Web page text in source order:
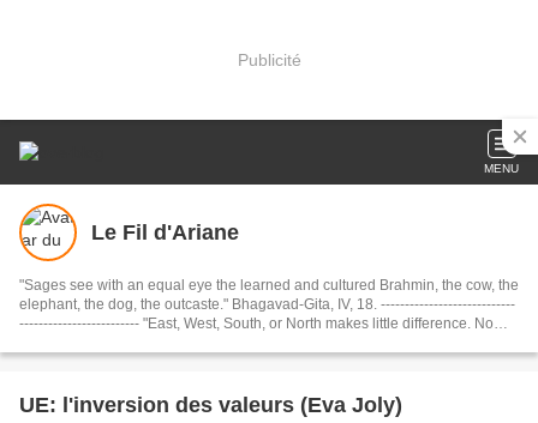
Publicité
MENU
Le Fil d'Ariane
"Sages see with an equal eye the learned and cultured Brahmin, the cow, the
elephant, the dog, the outcaste." Bhagavad-Gita, IV, 18. ----------------------------
------------------------- "East, West, South, or North makes little difference. No
within. If you travel within, you’ll travel the whole wide world and beyond." .
Rakshitah ( धर्मो रक्षति रक्षितः): "The Dharma protects those who protect it."
UE: l'inversion des valeurs (Eva Joly)